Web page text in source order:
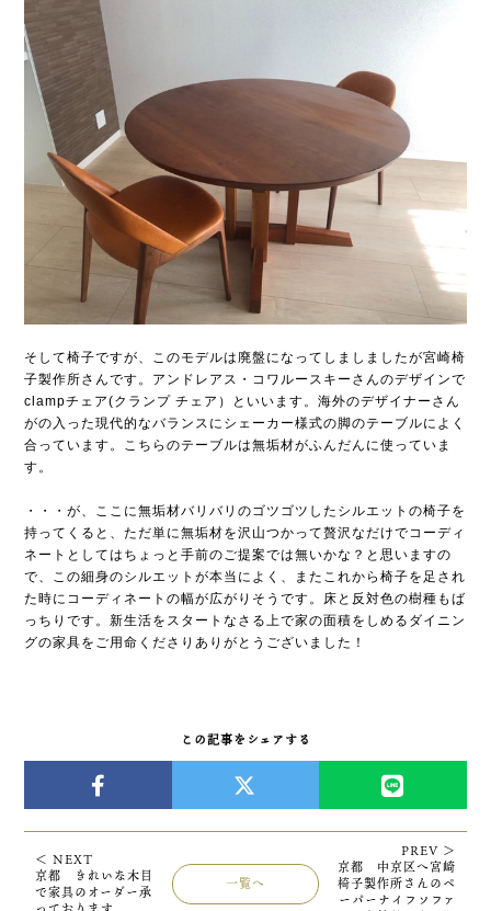
そして椅子ですが、このモデルは廃盤になってしましましたが宮崎椅
子製作所さんです。アンドレアス・コワルースキーさんのデザインで
clampチェア(クランプ チェア）といいます。海外のデザイナーさん
がの入った現代的なバランスにシェーカー様式の脚のテーブルによく
合っています。こちらのテーブルは無垢材がふんだんに使っていま
す。
・・・が、ここに無垢材バリバリのゴツゴツしたシルエットの椅子を
持ってくると、ただ単に無垢材を沢山つかって贅沢なだけでコーディ
ネートとしてはちょっと手前のご提案では無いかな？と思いますの
で、この細身のシルエットが本当によく、またこれから椅子を足され
た時にコーディネートの幅が広がりそうです。床と反対色の樹種もば
っちりです。新生活をスタートなさる上で家の面積をしめるダイニン
グの家具をご用命くださりありがとうございました！
この記事をシェアする
＜ NEXT
京都 きれいな木目
で家具のオーダー承
一覧へ
PREV ＞
京都 中京区へ宮崎
椅子製作所さんのペ
ーパーナイフソファ